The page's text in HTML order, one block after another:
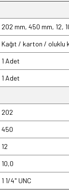
202 mm, 450 mm, 12,
Kağıt / karton / oluklu
1 Adet
1 Adet
202
450
12
10,0
1 1/4" UNC